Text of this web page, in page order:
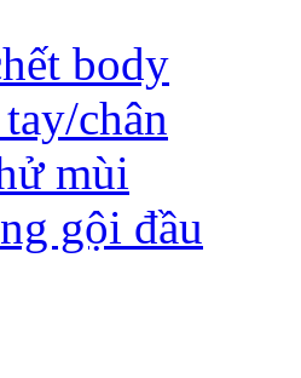
body
chân
mùi
gội đầu